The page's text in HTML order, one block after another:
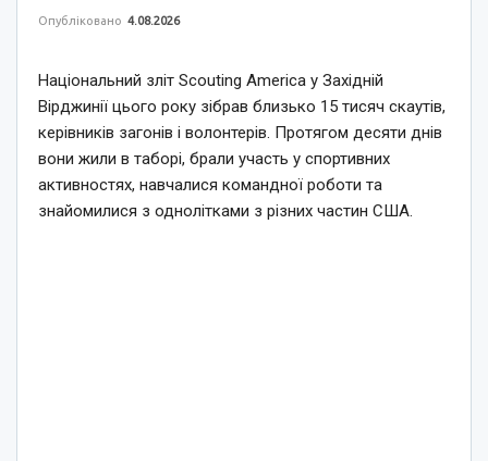
Опубліковано 4.08.2026
Національний зліт Scouting America у Західній
Вірджинії цього року зібрав близько 15 тисяч скаутів,
керівників загонів і волонтерів. Протягом десяти днів
вони жили в таборі, брали участь у спортивних
активностях, навчалися командної роботи та
знайомилися з однолітками з різних частин США.